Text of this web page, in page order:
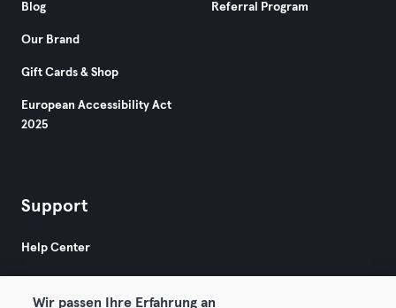
Blog
Our Brand
Gift Cards & Shop
European Accessibility Act
2025
Referral Program
Support
Help Center
Wir passen Ihre Erfahrung an